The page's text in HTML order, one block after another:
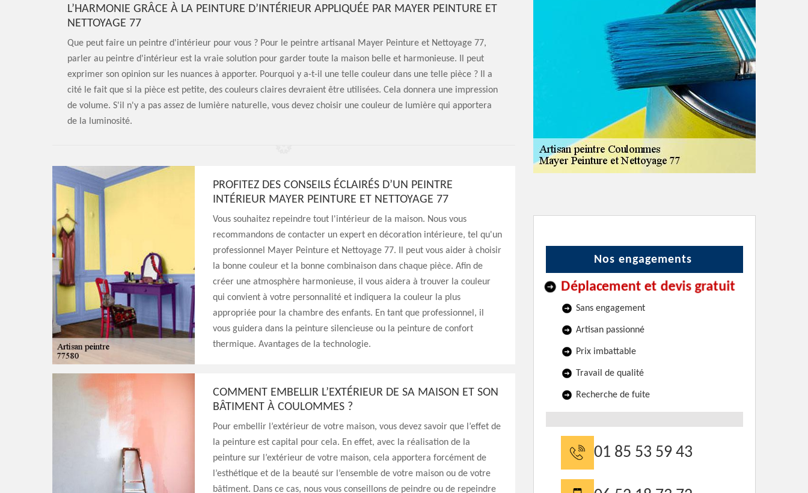
L’HARMONIE GRÂCE À LA PEINTURE D’INTÉRIEUR APPLIQUÉE PAR MAYER PEINTURE ET
NETTOYAGE 77
Que peut faire un peintre d'intérieur pour vous ? Pour le peintre artisanal Mayer Peinture et Nettoyage 77,
parler au peintre d'intérieur est la vraie solution pour garder toute la maison belle et harmonieuse. Il peut
exprimer son opinion sur les nuances à apporter. Pourquoi y a-t-il une telle couleur dans une telle pièce ? Il a
cité le fait que si la pièce est petite, des couleurs claires devraient être utilisées. Cela donnera une impression
de volume. S'il n'y a pas assez de lumière naturelle, vous devez choisir une couleur de lumière qui apportera
de la luminosité.
PROFITEZ DES CONSEILS ÉCLAIRÉS D’UN PEINTRE
INTÉRIEUR MAYER PEINTURE ET NETTOYAGE 77
Vous souhaitez repeindre tout l'intérieur de la maison. Nous vous
recommandons de contacter un expert en décoration intérieure, tel qu'un
professionnel Mayer Peinture et Nettoyage 77. Il peut vous aider à choisir
la bonne couleur et la bonne combinaison dans chaque pièce. Afin de
créer une atmosphère harmonieuse, il vous aidera à trouver la couleur
qui convient à votre personnalité et indiquera la couleur la plus
appropriée pour la chambre des enfants. En tant que professionnel, il
vous guidera dans la peinture silencieuse ou la peinture de confort
thermique. Avantages de la technologie.
COMMENT EMBELLIR L’EXTÉRIEUR DE SA MAISON ET SON
BÂTIMENT À COULOMMES ?
Pour embellir l’extérieur de votre maison, vous devez savoir que l’effet de
la peinture est capital pour cela. En effet, avec la réalisation de la
peinture sur l’extérieur de votre maison, cela apportera forcément de
l’esthétique et de la beauté sur l’ensemble de votre maison ou de votre
bâtiment. Dans ce cas, nous vous conseillons de peindre ou de repeindre
Nos engagements
Déplacement et devis gratuit
Sans engagement
Artisan passionné
Prix imbattable
Travail de qualité
Recherche de fuite
01 85 53 59 43